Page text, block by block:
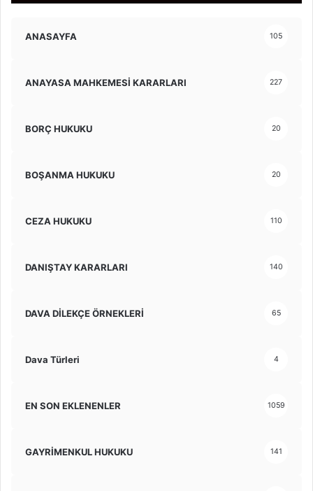
ANASAYFA 105
ANAYASA MAHKEMESİ KARARLARI 227
BORÇ HUKUKU 20
BOŞANMA HUKUKU 20
CEZA HUKUKU 110
DANIŞTAY KARARLARI 140
DAVA DİLEKÇE ÖRNEKLERİ 65
Dava Türleri 4
EN SON EKLENENLER 1059
GAYRİMENKUL HUKUKU 141